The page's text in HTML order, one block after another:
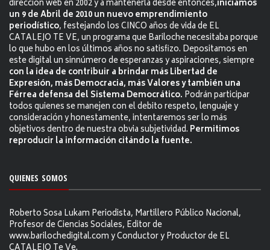
dirección web en 2002 y a mantenerla desde entonces,iniciamos
un 9 de Abril de 2010 un nuevo emprendimiento
periodístico, festejando los CINCO años de vida de EL
CATALEJO TE VE, un programa que Bariloche necesitaba porque
lo que hubo en los últimos años no satisfizo. Depositamos en
este digital un sinnúmero de esperanzas y aspiraciones, siempre
con la idea de contribuir a brindar más Libertad de
Expresión, más Democracia, más Valores y también una
Férrea defensa del Sistema Democrático. Podrán participar
todos quienes se manejen con el debito respeto, lenguaje y
consideración y honestamente, intentaremos ser lo más
objetivos dentro de nuestra obvia subjetividad. Permitimos
reproducir la información citándo la fuente.
QUIENES SOMOS
Roberto Sosa Lukam Periodista, Martillero Público Nacional,
Profesor de Ciencias Sociales, Editor de
www.barilochedigital.com y Conductor y Productor de EL